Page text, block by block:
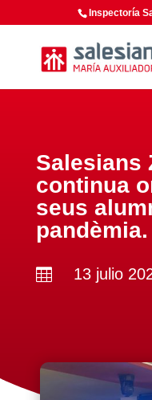
Inspectoría
Salesians
continua
seus
pandèmia.
 13 julio